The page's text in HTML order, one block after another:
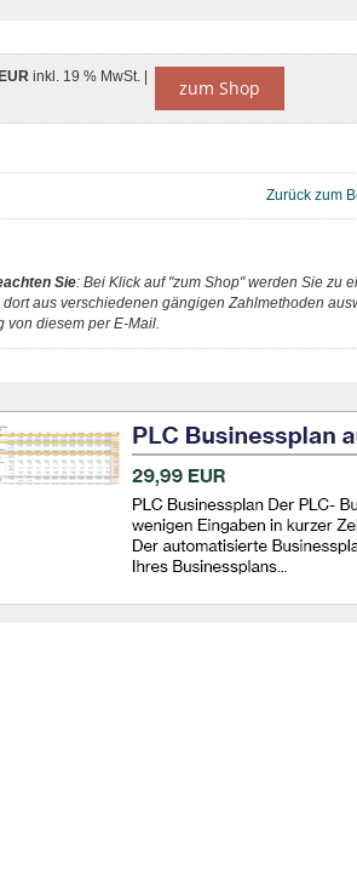
inkl. 19 % MwSt. | zum Shop
Zurück zum
Sie: Bei Klick auf "zum Shop" werden Sie zu
aus verschiedenen gängigen Zahlmethoden
von diesem per E-Mail.